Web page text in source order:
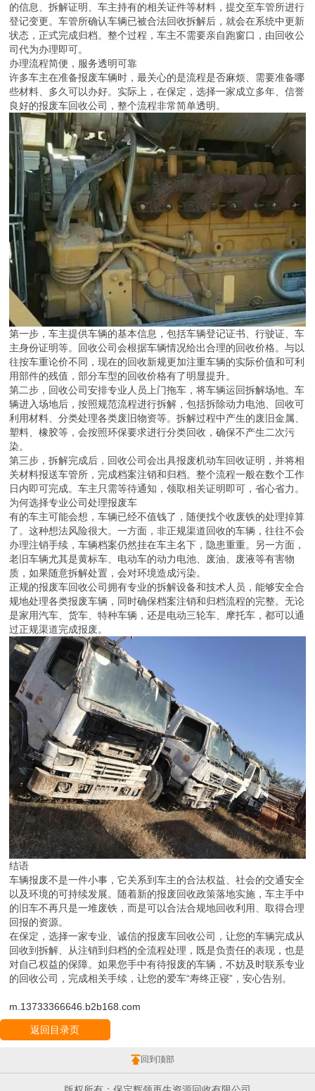
的信息、拆解证明、车主持有的相关证件等材料，提交至车管所进行
登记变更。车管所确认车辆已被合法回收拆解后，就会在系统中更新
状态，正式完成归档。整个过程，车主不需要亲自跑窗口，由回收公
司代为办理即可。
办理流程简便，服务透明可靠
许多车主在准备报废车辆时，最关心的是流程是否麻烦、需要准备哪
些材料、多久可以办好。实际上，在保定，选择一家成立多年、信誉
良好的报废车回收公司，整个流程非常简单透明。
第一步，车主提供车辆的基本信息，包括车辆登记证书、行驶证、车
主身份证明等。回收公司会根据车辆情况给出合理的回收价格。与以
往按车重论价不同，现在的回收新规更加注重车辆的实际价值和可利
用部件的残值，部分车型的回收价格有了明显提升。
第二步，回收公司安排专业人员上门拖车，将车辆运回拆解场地。车
辆进入场地后，按照规范流程进行拆解，包括拆除动力电池、回收可
利用材料、分类处理各类废旧物资等。拆解过程中产生的废旧金属、
塑料、橡胶等，会按照环保要求进行分类回收，确保不产生二次污
染。
第三步，拆解完成后，回收公司会出具报废机动车回收证明，并将相
关材料报送车管所，完成档案注销和归档。整个流程一般在数个工作
日内即可完成。车主只需等待通知，领取相关证明即可，省心省力。
为何选择专业公司处理报废车
有的车主可能会想，车辆已经不值钱了，随便找个收废铁的处理掉算
了。这种想法风险很大。一方面，非正规渠道回收的车辆，往往不会
办理注销手续，车辆档案仍然挂在车主名下，隐患重重。另一方面，
老旧车辆尤其是黄标车、电动车的动力电池、废油、废液等有害物
质，如果随意拆解处置，会对环境造成污染。
正规的报废车回收公司拥有专业的拆解设备和技术人员，能够安全合
规地处理各类报废车辆，同时确保档案注销和归档流程的完整。无论
是家用汽车、货车、特种车辆，还是电动三轮车、摩托车，都可以通
过正规渠道完成报废。
结语
车辆报废不是一件小事，它关系到车主的合法权益、社会的交通安全
以及环境的可持续发展。随着新的报废回收政策落地实施，车主手中
的旧车不再只是一堆废铁，而是可以合法合规地回收利用、取得合理
回报的资源。
在保定，选择一家专业、诚信的报废车回收公司，让您的车辆完成从
回收到拆解、从注销到归档的全流程处理，既是负责任的表现，也是
对自己权益的保障。如果您手中有待报废的车辆，不妨及时联系专业
的回收公司，完成相关手续，让您的爱车“寿终正寝”，安心告别。
m.13733366646.b2b168.com
返回目录页
回到顶部